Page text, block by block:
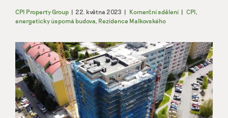
CPI Property Group | 22. května 2023 | Komerční sdělení | CPI,
energeticky úsporná budova, Rezidence Malkovského
Zobrazit
větší
obrázek